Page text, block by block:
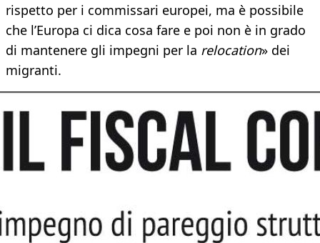
rispetto per i commissari europei, ma è possibile
che l’Europa ci dica cosa fare e poi non è in grado
di mantenere gli impegni per la relocation» dei
migranti.